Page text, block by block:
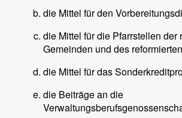
die Mittel für den
die Mittel für die Pfarrstellen der
Gemeinden und des
die Mittel für das
die Beiträge an die